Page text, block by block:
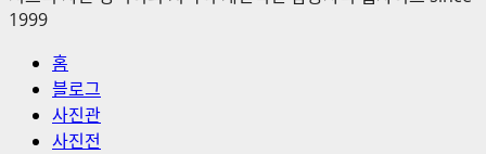
1999
홈
블로그
사진관
사진전